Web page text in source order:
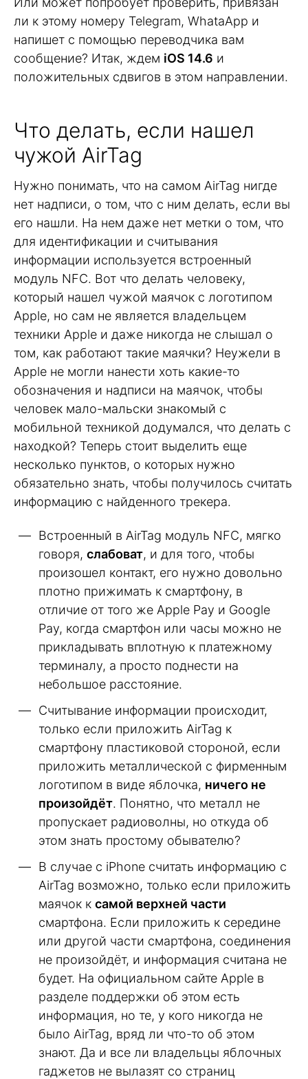
ли к этому номеру Telegram, WhataApp и
напишет с помощью переводчика вам
сообщение? Итак, ждем iOS 14.6 и
положительных сдвигов в этом направлении.
Что делать, если нашел
чужой AirTag
Нужно понимать, что на самом AirTag нигде
нет надписи, о том, что с ним делать, если вы
его нашли. На нем даже нет метки о том, что
для идентификации и считывания
информации используется встроенный
модуль NFC. Вот что делать человеку,
который нашел чужой маячок с логотипом
Apple, но сам не является владельцем
техники Apple и даже никогда не слышал о
том, как работают такие маячки? Неужели в
Apple не могли нанести хоть какие-то
обозначения и надписи на маячок, чтобы
человек мало-мальски знакомый с
мобильной техникой додумался, что делать с
находкой? Теперь стоит выделить еще
несколько пунктов, о которых нужно
обязательно знать, чтобы получилось считать
информацию с найденного трекера.
Встроенный в AirTag модуль NFC, мягко
говоря, слабоват, и для того, чтобы
произошел контакт, его нужно довольно
плотно прижимать к смартфону, в
отличие от того же Apple Pay и Google
Pay, когда смартфон или часы можно не
прикладывать вплотную к платежному
терминалу, а просто поднести на
небольшое расстояние.
Считывание информации происходит,
только если приложить AirTag к
смартфону пластиковой стороной, если
приложить металлической с фирменным
логотипом в виде яблочка, ничего не
произойдёт. Понятно, что металл не
пропускает радиоволны, но откуда об
этом знать простому обывателю?
В случае с iPhone считать информацию с
AirTag возможно, только если приложить
маячок к самой верхней части
смартфона. Если приложить к середине
или другой части смартфона, соединения
не произойдёт, и информация считана не
будет. На официальном сайте Apple в
разделе поддержки об этом есть
информация, но те, у кого никогда не
было AirTag, вряд ли что-то об этом
знают. Да и все ли владельцы яблочных
гаджетов не вылазят со страниц